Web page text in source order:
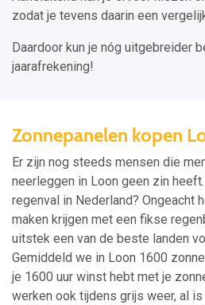
zodat je tevens daarin een
Daardoor kun je nóg uitgebreider
jaarafrekening!
Zonnepanelen kopen
Er zijn nog steeds mensen die
neerleggen in Loon geen zin
regenval in Nederland? Ongeacht
maken krijgen met een fikse
uitstek een van de beste landen
Gemiddeld we in Loon 1600
je 1600 uur winst hebt met je
werken ook tijdens grijs weer, al